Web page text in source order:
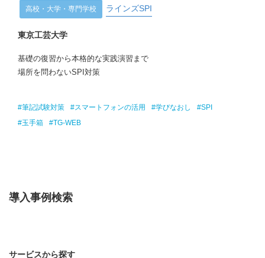
高校・大学・専門学校 ラインズSPI
東京工芸大学
基礎の復習から本格的な実践演習まで
場所を問わないSPI対策
#筆記試験対策 #スマートフォンの活用 #学びなおし
#SPI
#玉手箱
#TG-WEB
導入事例検索
サービスから探す